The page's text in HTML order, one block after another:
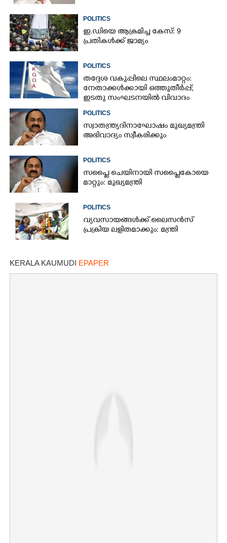
POLITICS
ഇ.ഡിയെ ആക്രമിച്ച കേസ്: 9
പ്രതികൾക്ക് ജാമ്യം
POLITICS
തദ്ദേശ വകുപ്പിലെ സ്ഥലംമാറ്റം:
നേതാക്കൾക്കായി ഒത്തുതീർപ്പ്;
ഇടതു സംഘടനയിൽ വിവാദം
POLITICS
സ്വാതന്ത്ര്യദിനാഘോഷം മുഖ്യമന്ത്രി
അഭിവാദ്യം സ്വീകരിക്കും
POLITICS
സപ്ലൈ ചെയിനായി സപ്ലൈകോയെ
മാറ്റും: മുഖ്യമന്ത്രി
POLITICS
വ്യവസായങ്ങൾക്ക് ലൈസൻസ്
പ്രക്രിയ ലളിതമാക്കും: മന്ത്രി
KERALA KAUMUDI EPAPER